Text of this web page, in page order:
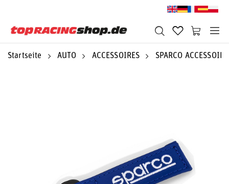
Startseite AUTO ACCESSOIRES SPARCO